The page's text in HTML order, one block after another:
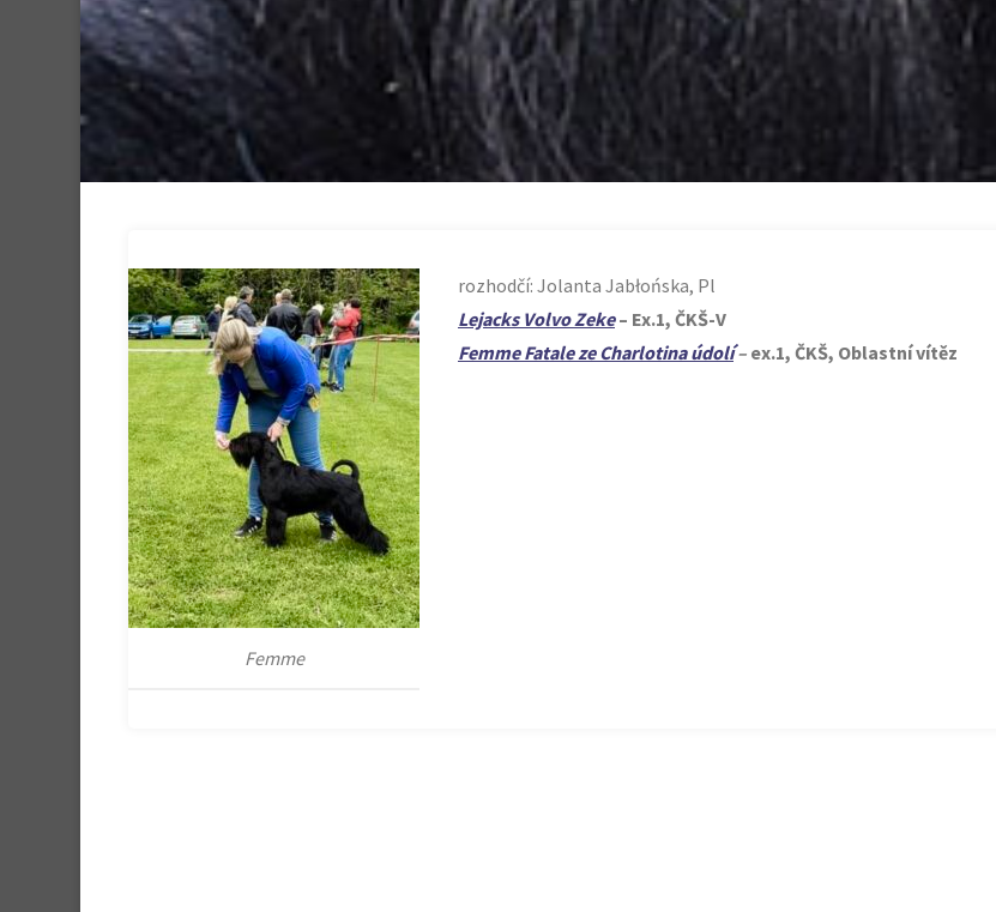
Femme
rozhodčí: Jolanta Jabłońska, Pl
Lejacks Volvo Zeke– Ex.1, ČKŠ-V
Femme Fatale ze Charlotina údolí– ex.1, ČKŠ, Oblastní vítěz